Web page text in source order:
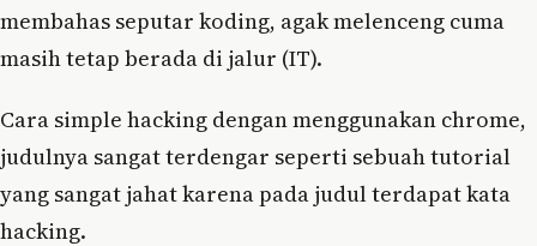
membahas seputar koding, agak melenceng cuma
masih tetap berada di jalur (IT).
Cara simple hacking dengan menggunakan chrome,
judulnya sangat terdengar seperti sebuah tutorial
yang sangat jahat karena pada judul terdapat kata
hacking.